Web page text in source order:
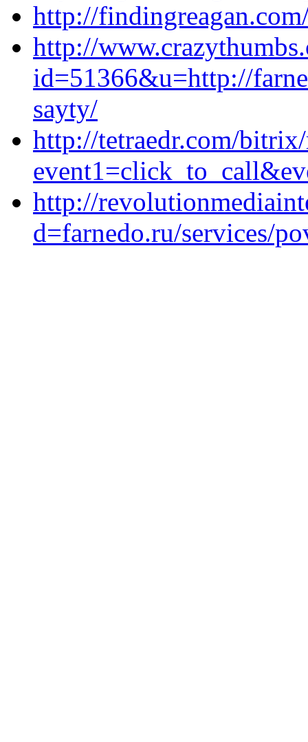
http://
http://
id=51366&u=http://
sayty/
http://tetraedr.com/
http://
d=farnedo.ru/services/